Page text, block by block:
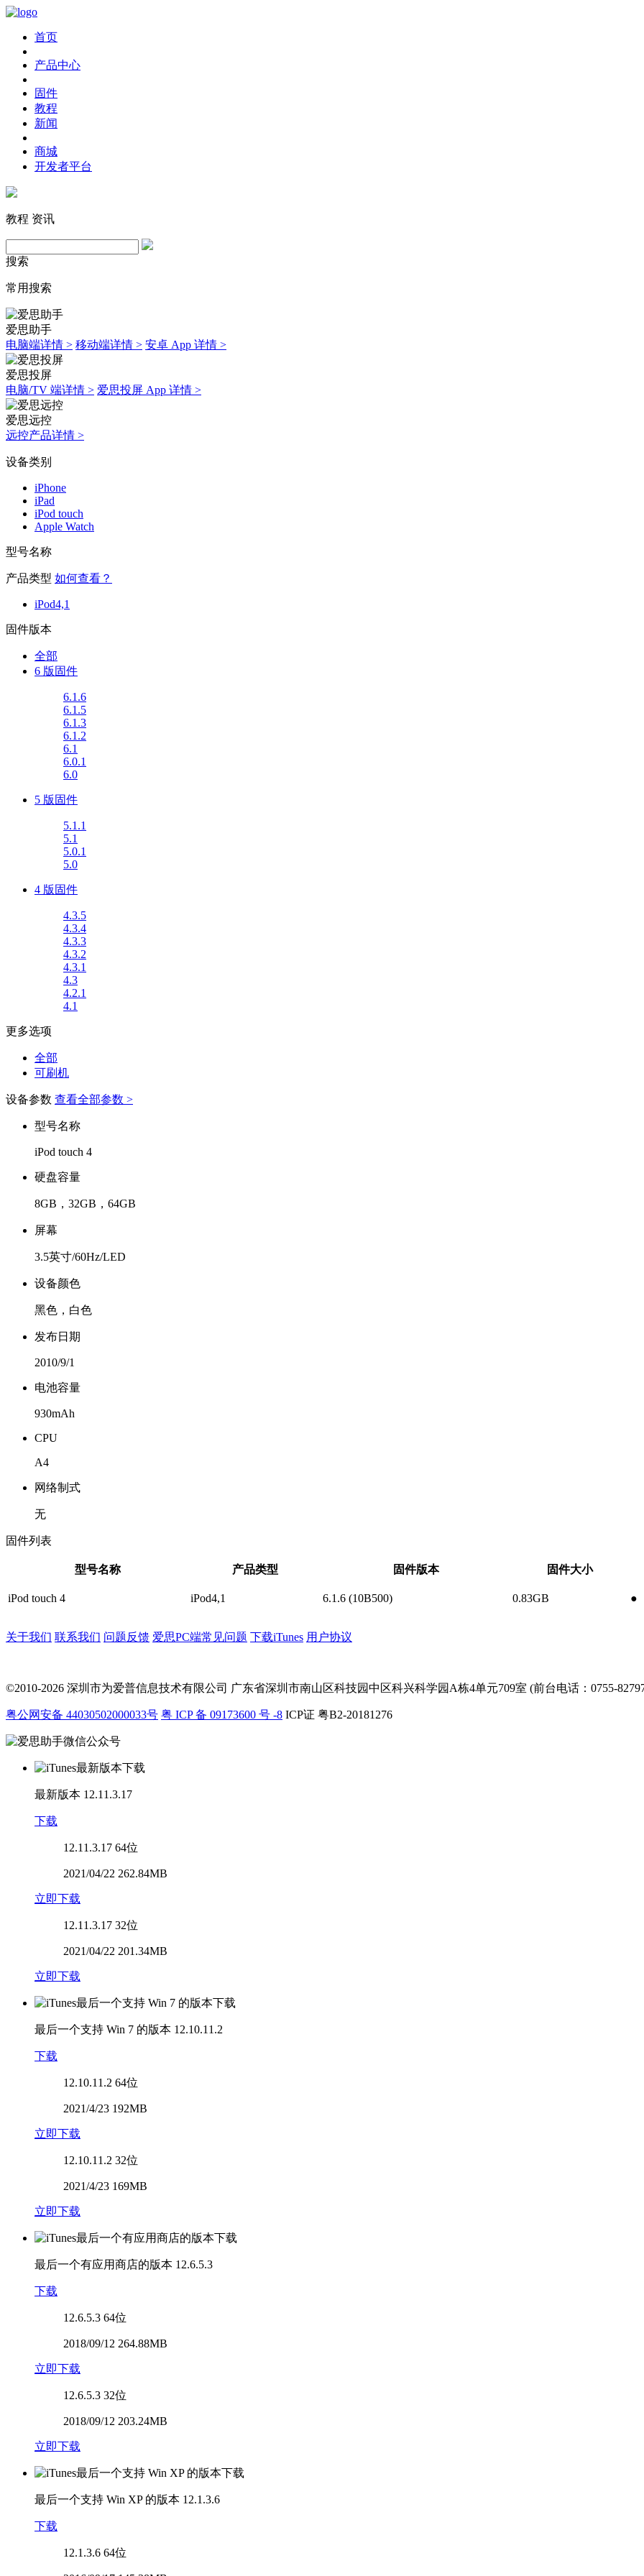
首页
产品中心
固件
教程
新闻
商城
开发者平台
教程 资讯
搜索
常用搜索
爱思助手
电脑端详情 > 移动端详情 > 安卓 App 详情 >
爱思投屏
电脑/TV 端详情 > 爱思投屏 App 详情 >
爱思远控
远控产品详情 >
设备类别
iPhone
iPad
iPod touch
Apple Watch
型号名称
产品类型 如何查看？
iPod4,1
固件版本
全部
6 版固件
6.1.6
6.1.5
6.1.3
6.1.2
6.1
6.0.1
6.0
5 版固件
5.1.1
5.1
5.0.1
5.0
4 版固件
4.3.5
4.3.4
4.3.3
4.3.2
4.3.1
4.3
4.2.1
4.1
更多选项
全部
可刷机
设备参数 查看全部参数 >
型号名称
iPod touch 4
硬盘容量
8GB，32GB，64GB
屏幕
3.5英寸/60Hz/LED
设备颜色
黑色，白色
发布日期
2010/9/1
电池容量
930mAh
CPU
A4
网络制式
无
固件列表
型号名称 产品类型 固件版本 固件大小
iPod touch 4 iPod4,1 6.1.6 (10B500) 0.83GB ●
关于我们 联系我们 问题反馈 爱思PC端常见问题 下载iTunes 用户协议
©2010-2026 深圳市为爱普信息技术有限公司 广东省深圳市南山区科技园中区科兴科学园A栋4单元709室 (前台电话：0755-
粤公网安备 44030502000033号 粤 ICP 备 09173600 号 -8 ICP证 粤B2-20181276
最新版本 12.11.3.17
下载
12.11.3.17 64位
2021/04/22 262.84MB
立即下载
12.11.3.17 32位
2021/04/22 201.34MB
立即下载
最后一个支持 Win 7 的版本 12.10.11.2
下载
12.10.11.2 64位
2021/4/23 192MB
立即下载
12.10.11.2 32位
2021/4/23 169MB
立即下载
最后一个有应用商店的版本 12.6.5.3
下载
12.6.5.3 64位
2018/09/12 264.88MB
立即下载
12.6.5.3 32位
2018/09/12 203.24MB
立即下载
最后一个支持 Win XP 的版本 12.1.3.6
下载
12.1.3.6 64位